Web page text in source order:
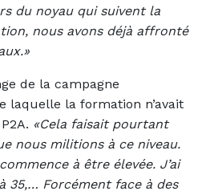
du noyau qui suivent la
nous avons déjà affronté
de la campagne
laquelle la formation n’avait
«Cela faisait pourtant
nous militions à ce niveau.
à être élevée. J’ai
35,… Forcément face à des